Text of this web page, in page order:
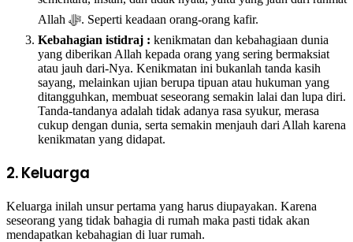
Allah ﷻ. Seperti keadaan orang-orang kafir.
Kebahagian istidraj : kenikmatan dan kebahagiaan dunia
yang diberikan Allah kepada orang yang sering bermaksiat
atau jauh dari-Nya. Kenikmatan ini bukanlah tanda kasih
sayang, melainkan ujian berupa tipuan atau hukuman yang
ditangguhkan, membuat seseorang semakin lalai dan lupa diri.
Tanda-tandanya adalah tidak adanya rasa syukur, merasa
cukup dengan dunia, serta semakin menjauh dari Allah karena
kenikmatan yang didapat.
2. Keluarga
Keluarga inilah unsur pertama yang harus diupayakan. Karena
seseorang yang tidak bahagia di rumah maka pasti tidak akan
mendapatkan kebahagian di luar rumah.